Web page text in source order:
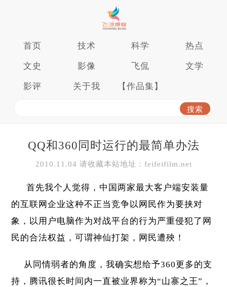
首页 技术 科学 热点
文史 影像 飞侃 文学
影评 关于我 【作品集】
QQ和360同时运行的最简单办法
2010.11.04 请收藏本站地址：feifeifilm.net
首先我个人觉得，中国两家最大客户端安装量
的互联网企业这种不正当竞争以网民作为要挟对
象，以用户电脑作为对战平台的行为严重侵犯了网
民的合法权益，可谓神仙打架，网民遭殃！
从同情弱者的角度，我确实想给予360更多的支
持，腾讯很长时间内一直被业界称为“山寨之王”，